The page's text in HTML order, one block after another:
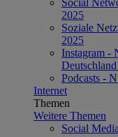
2025
Soziale
2025
Instagram -
Podcasts -
Internet
Themen
Weitere Themen
Social